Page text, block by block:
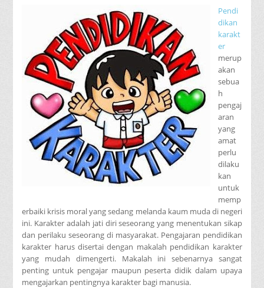
Pendi
dikan
karakt
er
merup
akan
sebua
h
pengaj
aran
yang
amat
perlu
dilaku
kan
untuk
memp
erbaiki krisis moral yang sedang melanda kaum muda di negeri
ini. Karakter adalah jati diri seseorang yang menentukan sikap
dan perilaku seseorang di masyarakat. Pengajaran pendidikan
karakter harus disertai dengan makalah pendidikan karakter
yang mudah dimengerti. Makalah ini sebenarnya sangat
penting untuk pengajar maupun peserta didik dalam upaya
mengajarkan pentingnya karakter bagi manusia.